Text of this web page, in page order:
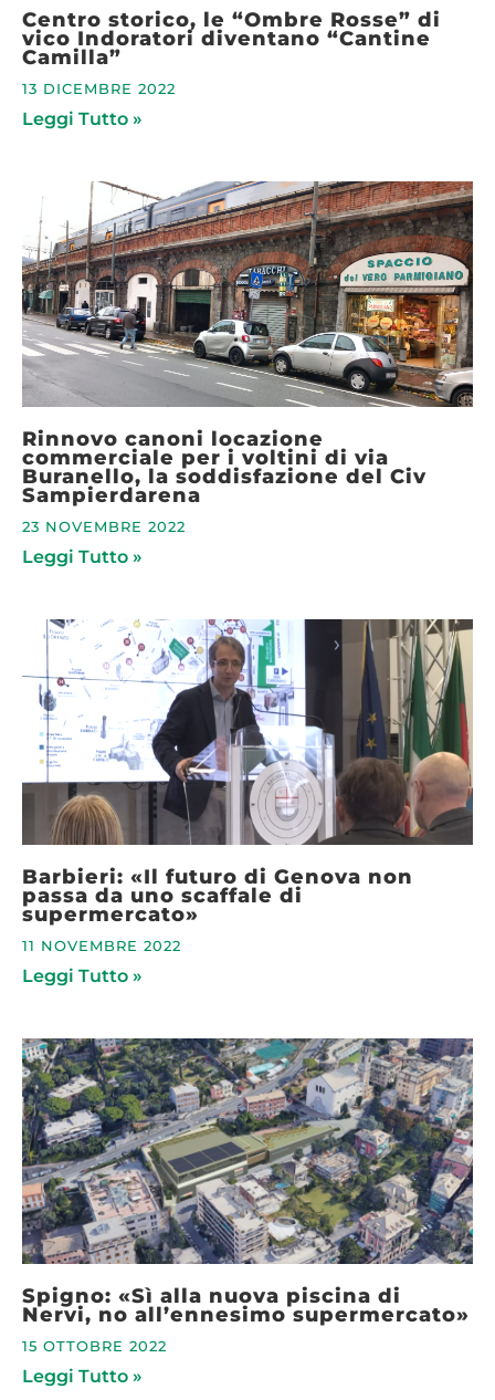
Centro storico, le “Ombre Rosse” di
vico Indoratori diventano “Cantine
Camilla”
13 DICEMBRE 2022
Leggi Tutto »
Rinnovo canoni locazione
commerciale per i voltini di via
Buranello, la soddisfazione del Civ
Sampierdarena
23 NOVEMBRE 2022
Leggi Tutto »
Barbieri: «Il futuro di Genova non
passa da uno scaffale di
supermercato»
11 NOVEMBRE 2022
Leggi Tutto »
Spigno: «Sì alla nuova piscina di
Nervi, no all’ennesimo supermercato»
15 OTTOBRE 2022
Leggi Tutto »